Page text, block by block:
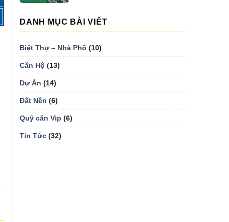
DANH MỤC BÀI VIẾT
Biệt Thự – Nhà Phố (10)
Căn Hộ (13)
Dự Án (14)
Đất Nền (6)
Quỹ căn Vip (6)
Tin Tức (32)